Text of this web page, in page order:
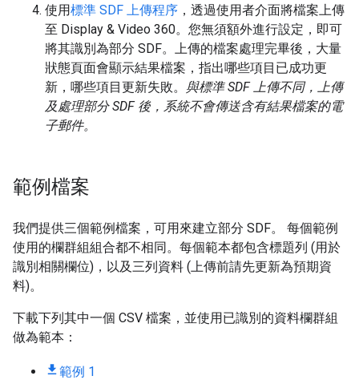
使用標準 SDF 上傳程序 ，透過使用者介面將檔案上傳
至 Display & Video 360。您無須額外進行設定，即可
將其識別為部分 SDF。上傳的檔案處理完畢後，大量
狀態頁面會顯示結果檔案，指出哪些項目已成功更
新，哪些項目更新失敗。 與標準 SDF 上傳不同，上傳
及處理部分 SDF 後，系統不會傳送含有結果檔案的電
子郵件。
範例檔案
我們提供三個範例檔案，可用來建立部分 SDF。 每個範例
使用的欄群組組合都不相同。每個範本都包含標題列 (用於
識別相關欄位)，以及三列資料 (上傳前請先更新為預期資
料)。
下載下列其中一個 CSV 檔案，並使用已識別的資料欄群組
做為範本：
範例 1